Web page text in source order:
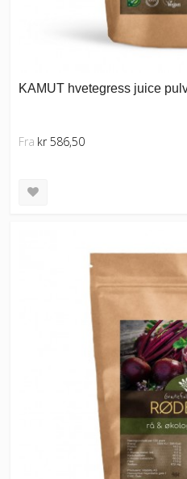
KAMUT hvetegress juice
Fra kr 586,50